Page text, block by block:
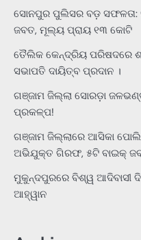
ସୋନପୁର ପୁଲିସର ବଡ଼ ସଫଳତା:
ଜବତ, ମୂଲ୍ୟ ପ୍ରାୟ ୧୩ କୋଟି
ତୈଲିକ କେନ୍ଦ୍ରିୟ ପରିଷଦରେ
ସଭାପତି ଦାୟିତ୍ବ ପ୍ରଦାନ ।
ଗଞ୍ଜାମ ଜିଲ୍ଲା ସୋରଡ଼ା
ପ୍ରକଳ୍ପ!
ଗଞ୍ଜାମ ଜିଲ୍ଲାରେ ଆସିକା
ଅଭିଯୁକ୍ତ ଗିରଫ, ୫ଟି ବାଇକ୍
ମୁକୁନ୍ଦପୁରରେ ବିଶ୍ୱ ଆଦିବାସୀ
ଆହ୍ୱାନ